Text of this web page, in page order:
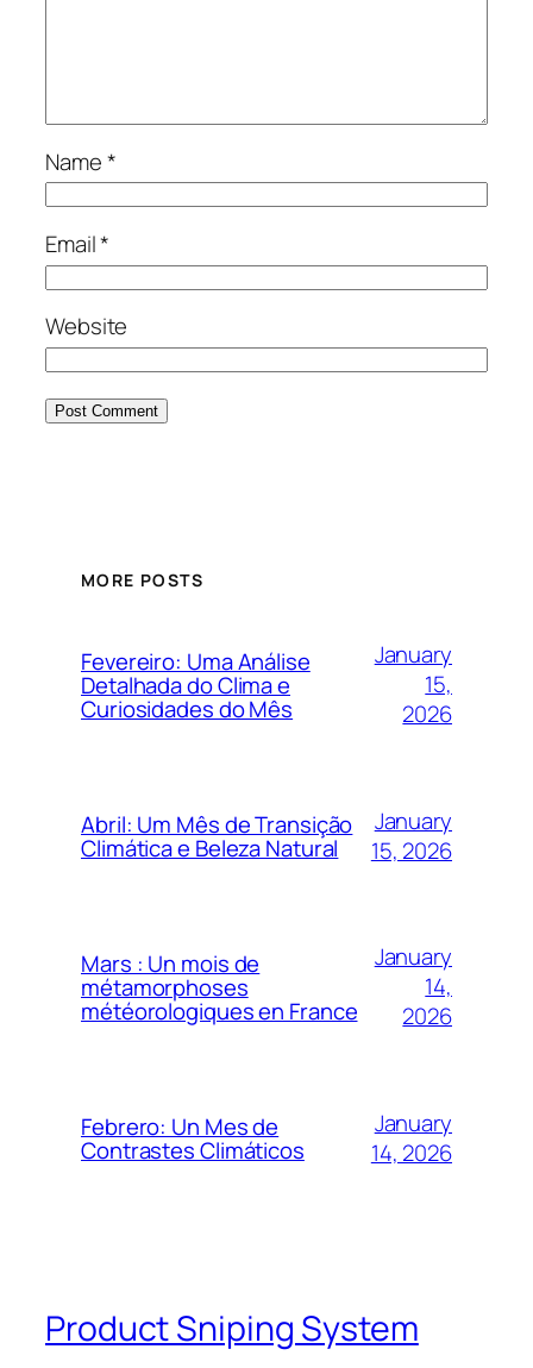
Name*
Email*
Website
MORE POSTS
Fevereiro: Uma Análise
Detalhada do Clima e
Curiosidades do Mês
January
15,
2026
Abril: Um Mês de Transição
Climática e Beleza Natural
January
15, 2026
Mars : Un mois de
métamorphoses
météorologiques en France
January
14,
2026
Febrero: Un Mes de
Contrastes Climáticos
January
14, 2026
Product Sniping System